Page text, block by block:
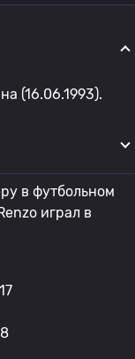
(16.06.1993).
в футбольном
играл в